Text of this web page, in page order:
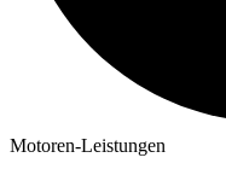
Motoren-Leistungen